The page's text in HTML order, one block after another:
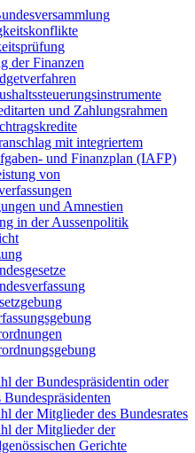
der Finanzen
und Zahlungsrahmen
mit integriertem
und Finanzplan (IAFP)
von
und Amnestien
in der Aussenpolitik
der Bundespräsidentin oder
Bundespräsidenten
der Mitglieder des Bundesrates
der Mitglieder der
Gerichte